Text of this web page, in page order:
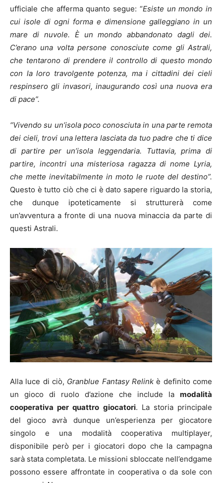
ufficiale che afferma quanto segue: “Esiste un mondo in
cui isole di ogni forma e dimensione galleggiano in un
mare di nuvole. È un mondo abbandonato dagli dei.
C’erano una volta persone conosciute come gli Astrali,
che tentarono di prendere il controllo di questo mondo
con la loro travolgente potenza, ma i cittadini dei cieli
respinsero gli invasori, inaugurando così una nuova era
di pace”.
“Vivendo su un’isola poco conosciuta in una parte remota
dei cieli, trovi una lettera lasciata da tuo padre che ti dice
di partire per un’isola leggendaria. Tuttavia, prima di
partire, incontri una misteriosa ragazza di nome Lyria,
che mette inevitabilmente in moto le ruote del destino”.
Questo è tutto ciò che ci è dato sapere riguardo la storia,
che dunque ipoteticamente si strutturerà come
un’avventura a fronte di una nuova minaccia da parte di
questi Astrali.
Alla luce di ciò, Granblue Fantasy Relink è definito come
un gioco di ruolo d’azione che include la modalità
cooperativa per quattro giocatori. La storia principale
del gioco avrà dunque un’esperienza per giocatore
singolo e una modalità cooperativa multiplayer,
disponibile però per i giocatori dopo che la campagna
sarà stata completata. Le missioni sbloccate nell’endgame
possono essere affrontate in cooperativa o da sole con